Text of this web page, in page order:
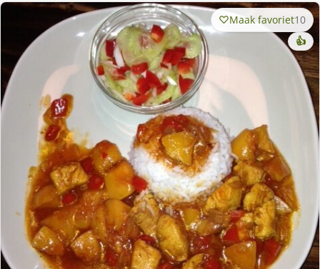
Maak favoriet10
👍